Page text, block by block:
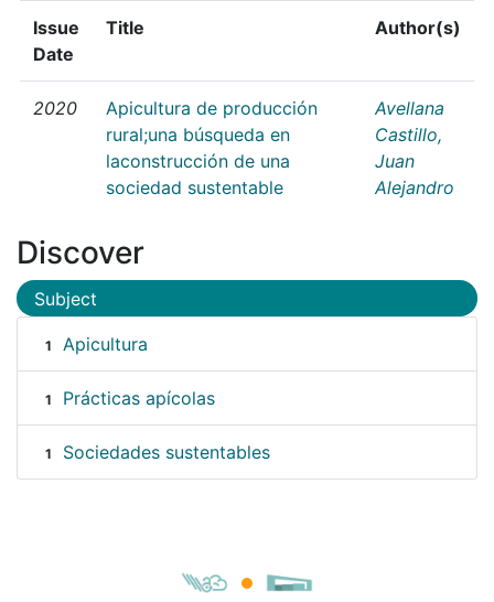
Issue
Date
Title Author(s)
2020
Apicultura de producción
rural;una búsqueda en
laconstrucción de una
sociedad sustentable
Avellana
Castillo,
Juan
Alejandro
Discover
Subject
1 Apicultura
1 Prácticas apícolas
1 Sociedades sustentables